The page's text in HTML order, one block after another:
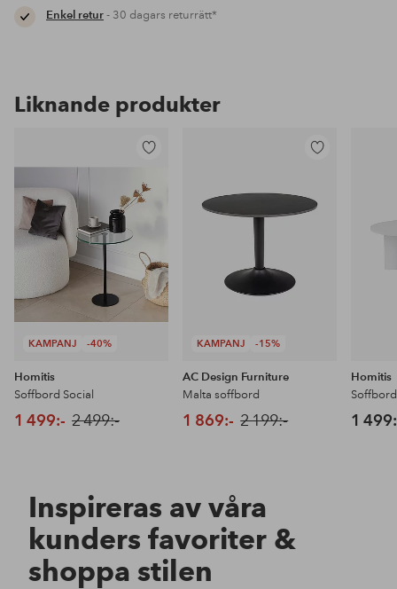
Enkel retur- 30 dagars returrätt*
Liknande produkter
KAMPANJ -40%
i
favoriter
Homitis
Soffbord Social
1 499:- 2 499:-
KAMPANJ -15%
favoriter
AC Design Furniture
Malta soffbord
1 869:- 2 199:-
Homitis
1
Inspireras av våra
kunders favoriter &
shoppa stilen